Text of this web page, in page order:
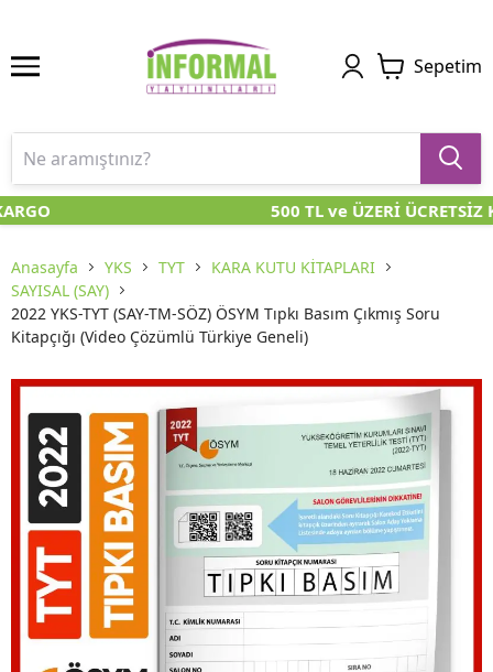
Sepetim
500 TL ve ÜZERİ ÜCRETSİZ
Anasayfa YKS TYT
KARA KUTU KİTAPLARI
SAYISAL (SAY)
2022 YKS-TYT (SAY-TM-SÖZ) ÖSYM Tıpkı Basım Çıkmış Soru
Kitapçığı (Video Çözümlü Türkiye Geneli)